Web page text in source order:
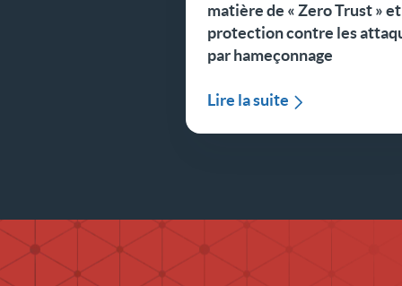
matière de « Zero Trust »
protection contre les
par hameçonnage
Lire la suite